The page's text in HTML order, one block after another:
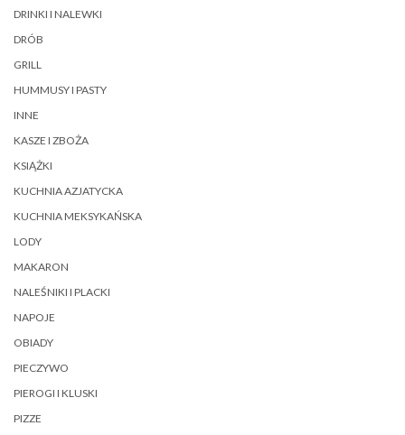
DRINKI I NALEWKI
DRÓB
GRILL
HUMMUSY I PASTY
INNE
KASZE I ZBOŻA
KSIĄŻKI
KUCHNIA AZJATYCKA
KUCHNIA MEKSYKAŃSKA
LODY
MAKARON
NALEŚNIKI I PLACKI
NAPOJE
OBIADY
PIECZYWO
PIEROGI I KLUSKI
PIZZE